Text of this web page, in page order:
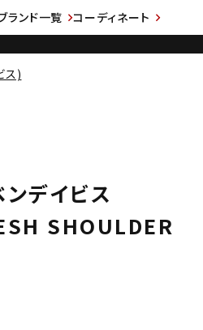
ランド一覧
コーディネート
ス)
デイビス
SHOULDER